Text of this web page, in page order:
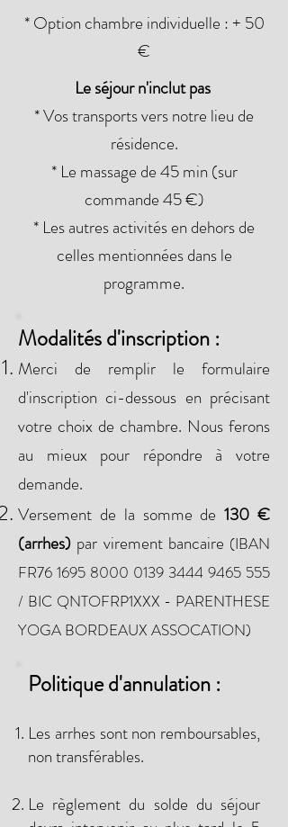
* Option chambre individuelle : + 50
€
Le séjour n'inclut pas
* Vos transports vers notre lieu de
résidence.
* Le massage de 45 min (sur
commande 45 €)
* Les autres activités en dehors de
celles mentionnées dans le
programme.
Modalités d'inscription :
Merci de remplir le formulaire
d'inscription ci-dessous en précisant
votre choix de chambre. Nous ferons
au mieux pour répondre à votre
demande.
Versement de la somme de130 €
(arrhes) par virement bancaire (IBAN
FR76 1695 8000 0139 3444 9465 555
/ BIC QNTOFRP1XXX - PARENTHESE
YOGA BORDEAUX ASSOCATION)
Politique d'annulation :
Les arrhes sont non remboursables,
non transférables.
Le règlement du solde du séjour